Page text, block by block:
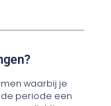
waarbij je
periode een